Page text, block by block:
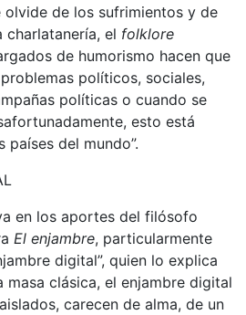
olvide de los sufrimientos y de
charlatanería, el folklore
de humorismo hacen que
políticos, sociales,
políticas o cuando se
esto está
del mundo”.
en los aportes del filósofo
El enjambre, particularmente
digital”, quien lo explica
masa clásica, el enjambre digital
carecen de alma, de un